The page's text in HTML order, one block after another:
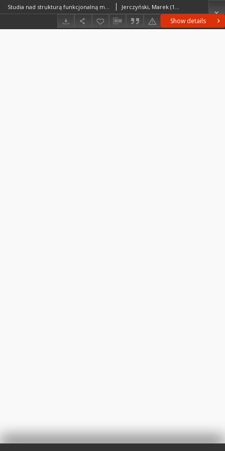
Show details
Studia nad strukturą funkcjonalną miast = Studies of functional structure of towns = Issledovaniâ po voprosam funkcional'noj struktury gorodov Jerczyński, Marek (1941– )Chaves Vargas, Luis Fernando (1934– )Siemek, Zuzanna